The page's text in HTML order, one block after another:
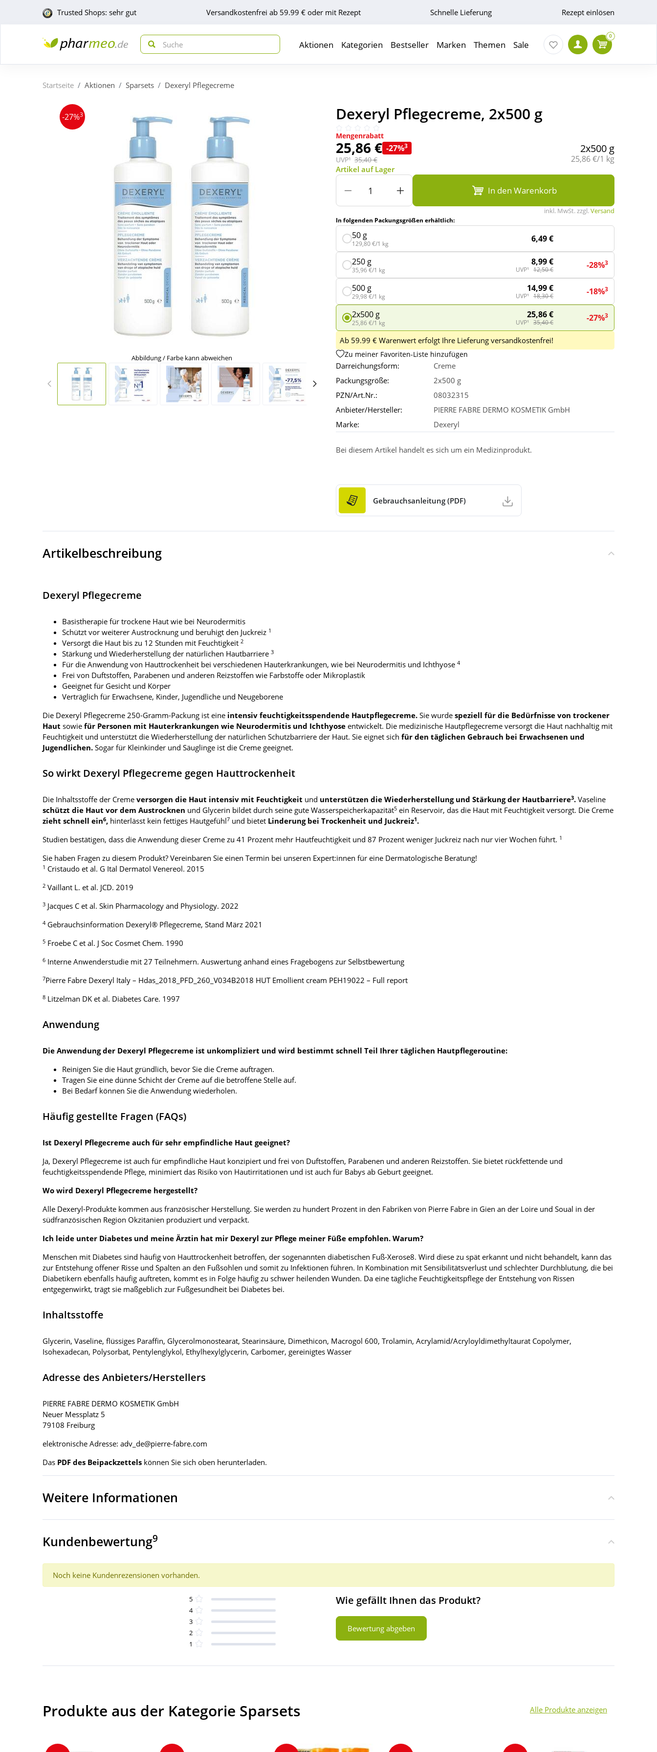
Trusted Shops: sehr gut Versandkostenfrei ab 59.99 € oder mit Rezept Schnelle Lieferung Rezept einlösen
Aktionen Kategorien Bestseller Marken Themen Sale
0
Startseite Aktionen Sparsets Dexeryl Pflegecreme
-27%3
Abbildung / Farbe kann abweichen
Dexeryl Pflegecreme, 2x500 g
Mengenrabatt
25,86 € -27%3
UVP¹ 35,40 €
2x500 g
Grundpreis:
25,86 €/1 kg
Artikel auf Lager
In den Warenkorb
inkl. MwSt. zzgl.Versand
In folgenden Packungsgrößen erhältlich:
50 g
129,80 €/1 kg 6,49 €
250 g
35,96 €/1 kg
8,99 €
UVP¹ 12,50 € -28%3
500 g
29,98 €/1 kg
14,99 €
UVP¹ 18,30 € -18%3
2x500 g
25,86 €/1 kg
25,86 €
UVP¹ 35,40 € -27%3
Ab 59.99 € Warenwert erfolgt Ihre Lieferung versandkostenfrei!
Zu meiner Favoriten-Liste hinzufügen
Darreichungsform:
Creme
Packungsgröße:
2x500 g
PZN/Art.Nr.:
08032315
Anbieter/Hersteller:
PIERRE FABRE DERMO KOSMETIK GmbH
Marke:
Dexeryl
Bei diesem Artikel handelt es sich um ein Medizinprodukt.
Gebrauchsanleitung (PDF)
Artikelbeschreibung
Dexeryl Pflegecreme
Basistherapie für trockene Haut wie bei Neurodermitis
Schützt vor weiterer Austrocknung und beruhigt den Juckreiz 1
Versorgt die Haut bis zu 12 Stunden mit Feuchtigkeit 2
Stärkung und Wiederherstellung der natürlichen Hautbarriere 3
Für die Anwendung von Hauttrockenheit bei verschiedenen Hauterkrankungen, wie bei Neurodermitis und Ichthyose 4
Frei von Duftstoffen, Parabenen und anderen Reizstoffen wie Farbstoffe oder Mikroplastik
Geeignet für Gesicht und Körper
Verträglich für Erwachsene, Kinder, Jugendliche und Neugeborene
Die Dexeryl Pflegecreme 250-Gramm-Packung ist eine intensiv feuchtigkeitsspendende Hautpflegecreme. Sie wurde speziell für die Bedürfnisse von trockener
Haut sowie für Personen mit Hauterkrankungen wie Neurodermitis und Ichthyose entwickelt. Die medizinische Hautpflegecreme versorgt die Haut nachhaltig mit
Feuchtigkeit und unterstützt die Wiederherstellung der natürlichen Schutzbarriere der Haut. Sie eignet sich für den täglichen Gebrauch bei Erwachsenen und
Jugendlichen. Sogar für Kleinkinder und Säuglinge ist die Creme geeignet.
So wirkt Dexeryl Pflegecreme gegen Hauttrockenheit
Die Inhaltsstoffe der Creme versorgen die Haut intensiv mit Feuchtigkeit und unterstützen die Wiederherstellung und Stärkung der Hautbarriere3. Vaseline
schützt die Haut vor dem Austrocknen und Glycerin bildet durch seine gute Wasserspeicherkapazität5 ein Reservoir, das die Haut mit Feuchtigkeit versorgt. Die Creme
zieht schnell ein6, hinterlässt kein fettiges Hautgefühl7 und bietet Linderung bei Trockenheit und Juckreiz1.
Studien bestätigen, dass die Anwendung dieser Creme zu 41 Prozent mehr Hautfeuchtigkeit und 87 Prozent weniger Juckreiz nach nur vier Wochen führt. 1
Sie haben Fragen zu diesem Produkt? Vereinbaren Sie einen Termin bei unseren Expert:innen für eine Dermatologische Beratung!
1 Cristaudo et al. G Ital Dermatol Venereol. 2015
2 Vaillant L. et al. JCD. 2019
3 Jacques C et al. Skin Pharmacology and Physiology. 2022
4 Gebrauchsinformation Dexeryl® Pflegecreme, Stand März 2021
5 Froebe C et al. J Soc Cosmet Chem. 1990
6 Interne Anwenderstudie mit 27 Teilnehmern. Auswertung anhand eines Fragebogens zur Selbstbewertung
7Pierre Fabre Dexeryl Italy – Hdas_2018_PFD_260_V034B2018 HUT Emollient cream PEH19022 – Full report
8 Litzelman DK et al. Diabetes Care. 1997
Anwendung
Die Anwendung der Dexeryl Pflegecreme ist unkompliziert und wird bestimmt schnell Teil Ihrer täglichen Hautpflegeroutine:
Reinigen Sie die Haut gründlich, bevor Sie die Creme auftragen.
Tragen Sie eine dünne Schicht der Creme auf die betroffene Stelle auf.
Bei Bedarf können Sie die Anwendung wiederholen.
Häufig gestellte Fragen (FAQs)
Ist Dexeryl Pflegecreme auch für sehr empfindliche Haut geeignet?
Ja, Dexeryl Pflegecreme ist auch für empfindliche Haut konzipiert und frei von Duftstoffen, Parabenen und anderen Reizstoffen. Sie bietet rückfettende und
feuchtigkeitsspendende Pflege, minimiert das Risiko von Hautirritationen und ist auch für Babys ab Geburt geeignet.
Wo wird Dexeryl Pflegecreme hergestellt?
Alle Dexeryl-Produkte kommen aus französischer Herstellung. Sie werden zu hundert Prozent in den Fabriken von Pierre Fabre in Gien an der Loire und Soual in der
südfranzösischen Region Okzitanien produziert und verpackt.
Ich leide unter Diabetes und meine Ärztin hat mir Dexeryl zur Pflege meiner Füße empfohlen. Warum?
Menschen mit Diabetes sind häufig von Hauttrockenheit betroffen, der sogenannten diabetischen Fuß-Xerose8. Wird diese zu spät erkannt und nicht behandelt, kann das
zur Entstehung offener Risse und Spalten an den Fußsohlen und somit zu Infektionen führen. In Kombination mit Sensibilitätsverlust und schlechter Durchblutung, die bei
Diabetikern ebenfalls häufig auftreten, kommt es in Folge häufig zu schwer heilenden Wunden. Da eine tägliche Feuchtigkeitspflege der Entstehung von Rissen
entgegenwirkt, trägt sie maßgeblich zur Fußgesundheit bei Diabetes bei.
Inhaltsstoffe
Glycerin, Vaseline, flüssiges Paraffin, Glycerolmonostearat, Stearinsäure, Dimethicon, Macrogol 600, Trolamin, Acrylamid/Acryloyldimethyltaurat Copolymer,
Isohexadecan, Polysorbat, Pentylenglykol, Ethylhexylglycerin, Carbomer, gereinigtes Wasser
Adresse des Anbieters/Herstellers
PIERRE FABRE DERMO KOSMETIK GmbH
Neuer Messplatz 5
79108 Freiburg
elektronische Adresse: adv_de@pierre-fabre.com
Das PDF des Beipackzettels können Sie sich oben herunterladen.
Weitere Informationen
Kundenbewertung9
Noch keine Kundenrezensionen vorhanden.
5
4
3
2
1
Wie gefällt Ihnen das Produkt?
Bewertung abgeben
Produkte aus der Kategorie Sparsets Alle Produkte anzeigen